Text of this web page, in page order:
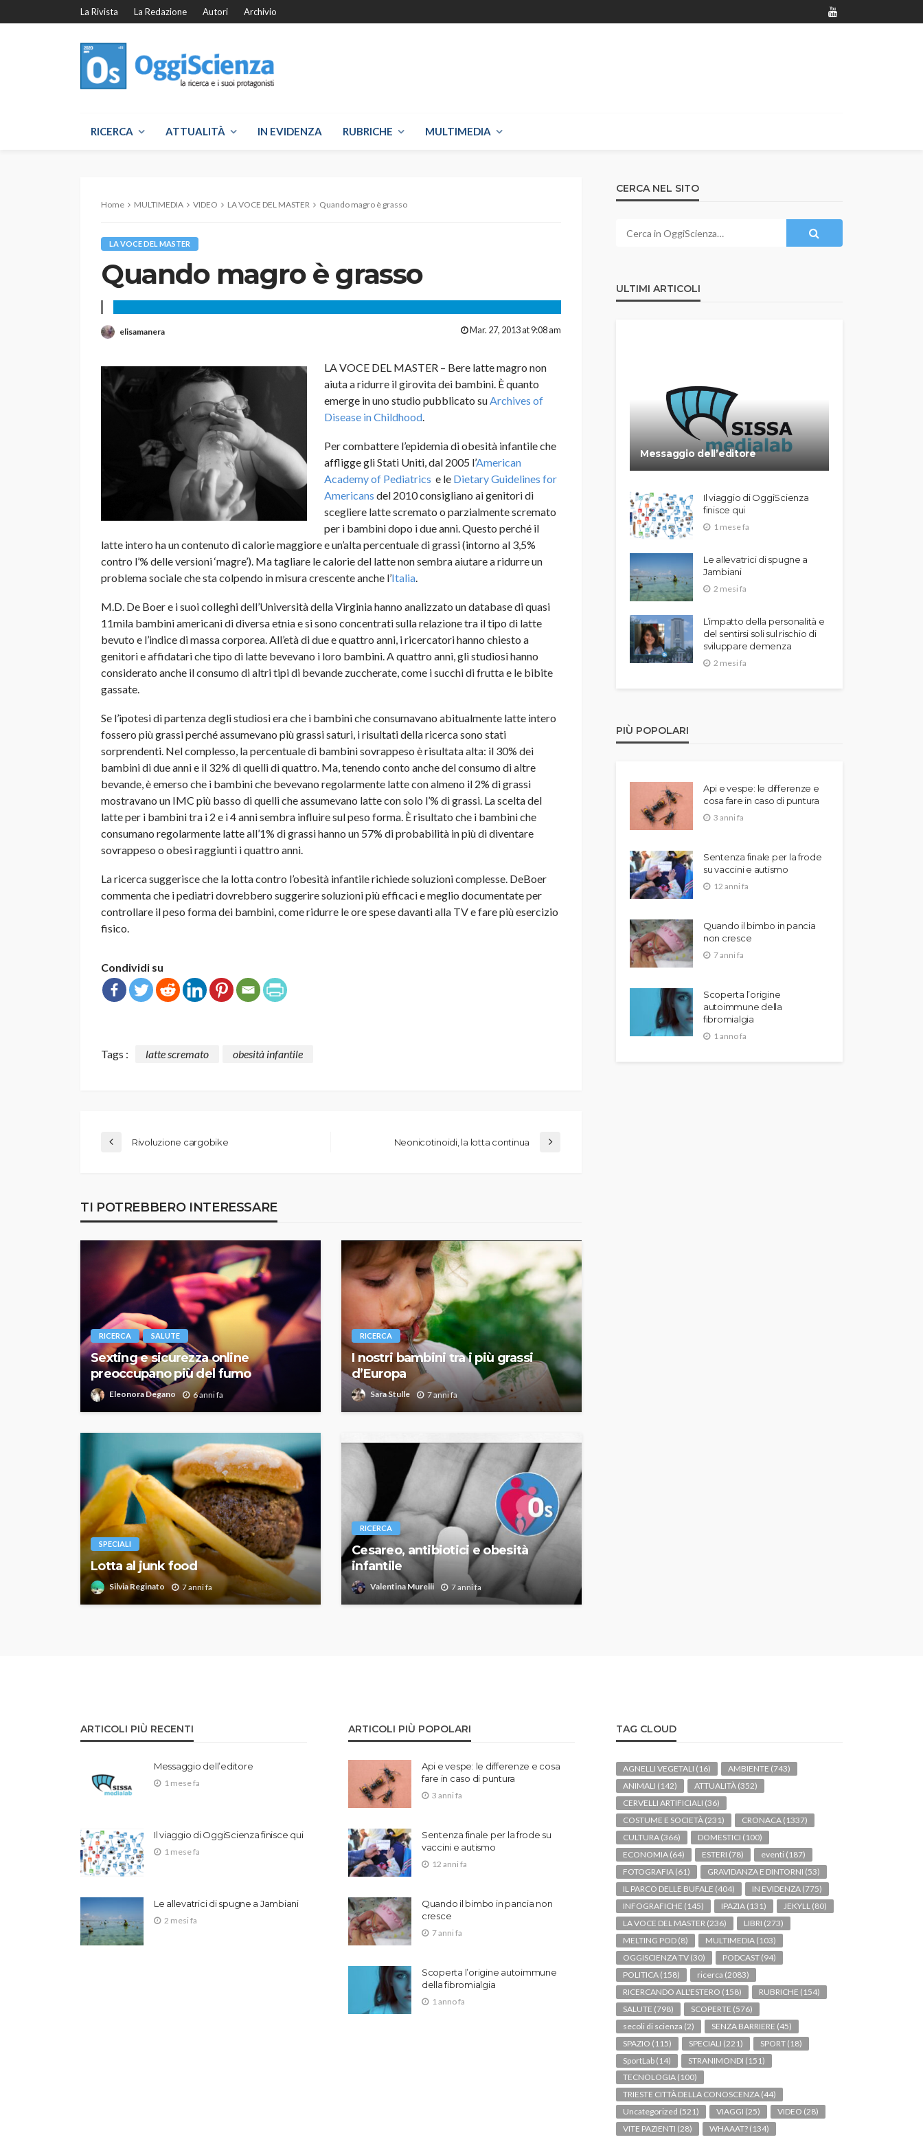
La Rivista La Redazione Autori Archivio
RICERCA ATTUALITÀ IN EVIDENZA RUBRICHE MULTIMEDIA
Home MULTIMEDIA VIDEO LA VOCE DEL MASTER Quando magro è grasso
LA VOCE DEL MASTER
Quando magro è grasso
elisamanera Mar. 27, 2013 at 9:08 am
LA VOCE DEL MASTER – Bere latte magro non
aiuta a ridurre il girovita dei bambini. È quanto
emerge in uno studio pubblicato suArchives of
Disease in Childhood.
Per combattere l’epidemia di obesità infantile che
affligge gli Stati Uniti, dal 2005 l’American
Academy of Pediatrics e le Dietary Guidelines for
Americans del 2010 consigliano ai genitori di
scegliere latte scremato o parzialmente scremato
per i bambini dopo i due anni. Questo perché il
latte intero ha un contenuto di calorie maggiore e un’alta percentuale di grassi (intorno al 3,5%
contro l’% delle versioni ‘magre’). Ma tagliare le calorie del latte non sembra aiutare a ridurre un
problema sociale che sta colpendo in misura crescente anche l’Italia.
M.D. De Boer e i suoi colleghi dell’Università della Virginia hanno analizzato un database di quasi
11mila bambini americani di diversa etnia e si sono concentrati sulla relazione tra il tipo di latte
bevuto e l’indice di massa corporea. All’età di due e quattro anni, i ricercatori hanno chiesto a
genitori e affidatari che tipo di latte bevevano i loro bambini. A quattro anni, gli studiosi hanno
considerato anche il consumo di altri tipi di bevande zuccherate, come i succhi di frutta e le bibite
gassate.
Se l’ipotesi di partenza degli studiosi era che i bambini che consumavano abitualmente latte intero
fossero più grassi perché assumevano più grassi saturi, i risultati della ricerca sono stati
sorprendenti. Nel complesso, la percentuale di bambini sovrappeso è risultata alta: il 30% dei
bambini di due anni e il 32% di quelli di quattro. Ma, tenendo conto anche del consumo di altre
bevande, è emerso che i bambini che bevevano regolarmente latte con almeno il 2% di grassi
mostravano un IMC più basso di quelli che assumevano latte con solo l’% di grassi. La scelta del
latte per i bambini tra i 2 e i 4 anni sembra influire sul peso forma. È risultato che i bambini che
consumano regolarmente latte all’1% di grassi hanno un 57% di probabilità in più di diventare
sovrappeso o obesi raggiunti i quattro anni.
La ricerca suggerisce che la lotta contro l’obesità infantile richiede soluzioni complesse. DeBoer
commenta che i pediatri dovrebbero suggerire soluzioni più efficaci e meglio documentate per
controllare il peso forma dei bambini, come ridurre le ore spese davanti alla TV e fare più esercizio
fisico.
Condividi su
Tags : latte scremato obesità infantile
Rivoluzione cargobike Neonicotinoidi, la lotta continua
TI POTREBBERO INTERESSARE
RICERCA SALUTE
Sexting e sicurezza online
preoccupano più del fumo
Eleonora Degano 6 anni fa
RICERCA
I nostri bambini tra i più grassi
d’Europa
Sara Stulle 7 anni fa
SPECIALI
Lotta al junk food
Silvia Reginato 7 anni fa
RICERCA
Cesareo, antibiotici e obesità
infantile
Valentina Murelli 7 anni fa
CERCA NEL SITO
ULTIMI ARTICOLI
Messaggio dell’editore
Il viaggio di OggiScienza
finisce qui
1 mese fa
Le allevatrici di spugne a
Jambiani
2 mesi fa
L’impatto della personalità e
del sentirsi soli sul rischio di
sviluppare demenza
2 mesi fa
PIÙ POPOLARI
Api e vespe: le differenze e
cosa fare in caso di puntura
3 anni fa
Sentenza finale per la frode
su vaccini e autismo
12 anni fa
Quando il bimbo in pancia
non cresce
7 anni fa
Scoperta l’origine
autoimmune della
fibromialgia
1 anno fa
ARTICOLI PIÙ RECENTI
Messaggio dell’editore
1 mese fa
Il viaggio di OggiScienza finisce qui
1 mese fa
Le allevatrici di spugne a Jambiani
2 mesi fa
ARTICOLI PIÙ POPOLARI
Api e vespe: le differenze e cosa
fare in caso di puntura
3 anni fa
Sentenza finale per la frode su
vaccini e autismo
12 anni fa
Quando il bimbo in pancia non
cresce
7 anni fa
Scoperta l’origine autoimmune
della fibromialgia
1 anno fa
TAG CLOUD
AGNELLI VEGETALI (16) AMBIENTE (743)
ANIMALI (142) ATTUALITÀ (352)
CERVELLI ARTIFICIALI (36)
COSTUME E SOCIETÀ (231) CRONACA (1337)
CULTURA (366) DOMESTICI (100)
ECONOMIA (64) ESTERI (78) eventi (187)
FOTOGRAFIA (61) GRAVIDANZA E DINTORNI (53)
IL PARCO DELLE BUFALE (404) IN EVIDENZA (775)
INFOGRAFICHE (145) IPAZIA (131) JEKYLL (80)
LA VOCE DEL MASTER (236) LIBRI (273)
MELTING POD (8) MULTIMEDIA (103)
OGGISCIENZA TV (30) PODCAST (94)
POLITICA (158) ricerca (2083)
RICERCANDO ALL'ESTERO (158) RUBRICHE (154)
SALUTE (798) SCOPERTE (576)
secoli di scienza (2) SENZA BARRIERE (45)
SPAZIO (115) SPECIALI (221) SPORT (18)
SportLab (14) STRANIMONDI (151)
TECNOLOGIA (100)
TRIESTE CITTÀ DELLA CONOSCENZA (44)
Uncategorized (521) VIAGGI (25) VIDEO (28)
VITE PAZIENTI (28) WHAAAT? (134)